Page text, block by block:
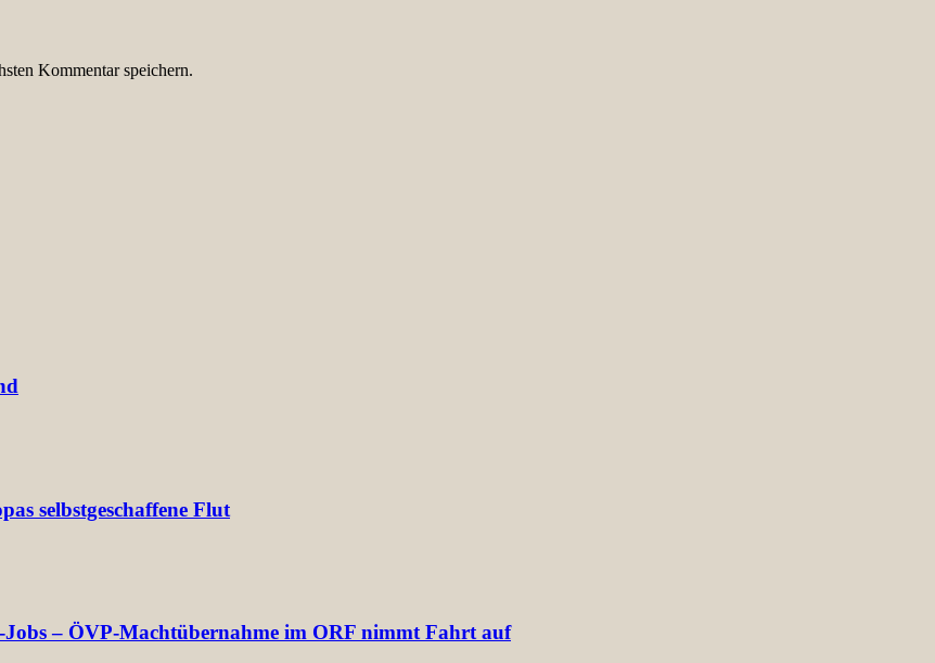
Kommentar speichern.
selbstgeschaffene Flut
– ÖVP-Machtübernahme im ORF nimmt Fahrt auf